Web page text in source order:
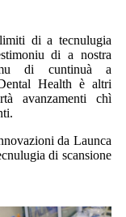
di a tecnulugia
di a nostra
di cuntinuà a
Health è altri
avanzamenti chì
da Launca
di scansione